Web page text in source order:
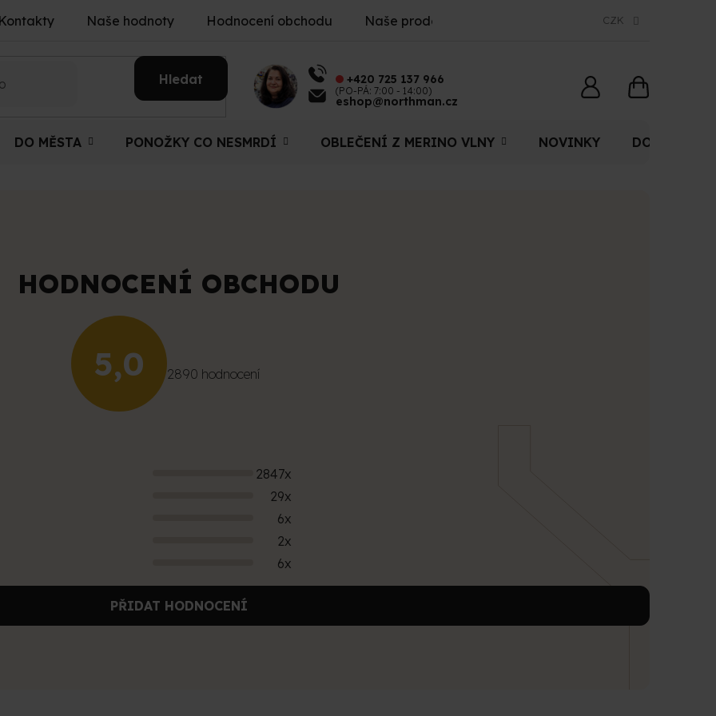
Naše hodnoty Hodnocení obchodu Naše prodejny CZK
Hledat
NÁKUPNÍ
KOŠÍK
+420 725 137 966
(PO-PÁ: 7:00 - 14:00)
eshop@northman.cz
DO MĚSTA PONOŽKY CO NESMRDÍ OBLEČENÍ Z MERINO VLNY NOVINKY DOPLŇKY
HODNOCENÍ OBCHODU
5,0
obchodu
2890 hodnocení
2847x
29x
6x
2x
6x
PŘIDAT HODNOCENÍ